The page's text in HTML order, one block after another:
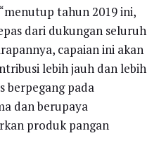
tahun 2019 ini,
dari dukungan seluruh
capaian ini akan
lebih jauh dan lebih
berpegang pada
dan berupaya
produk pangan